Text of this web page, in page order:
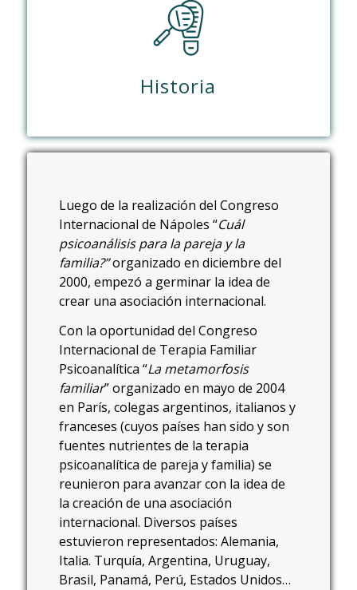
Historia
Luego de la realización del Congreso
Internacional de Nápoles “Cuál
psicoanálisis para la pareja y la
familia?”organizado en diciembre del
2000, empezó a germinar la idea de
crear una asociación internacional.
Con la oportunidad del Congreso
Internacional de Terapia Familiar
Psicoanalítica “La metamorfosis
familiar” organizado en mayo de 2004
en París, colegas argentinos, italianos y
franceses (cuyos países han sido y son
fuentes nutrientes de la terapia
psicoanalítica de pareja y familia) se
reunieron para avanzar con la idea de
la creación de una asociación
internacional. Diversos países
estuvieron representados: Alemania,
Italia. Turquía, Argentina, Uruguay,
Brasil, Panamá, Perú, Estados Unidos…